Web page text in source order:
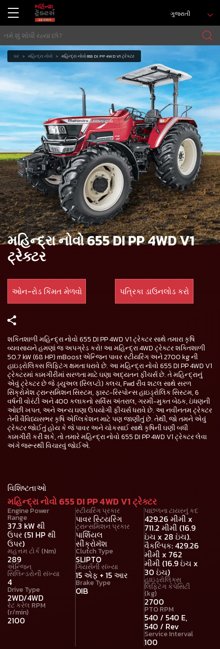
ગુજરાતી
ઘર મહિન્દ્રા નોવો મહિન્દ્રા નોવો 655 DI PP 4WD V1 ટ્રેક્ટર
મહિન્દ્રા નોવો 655 DI PP 4WD V1
ટ્રેક્ટર
ઓન-રોડ કિંમત મેળવો પત્રિકા ડાઉનલોડ કરો
શકિતશાળી મહિન્દ્રા નોવો 655 DI PP 4WD V1 ટ્રેક્ટર સાથે તમારા કૃષિ
વ્યવસાયને હમણાં જ અપગ્રેડ કરો! આ મહિન્દ્રા 4WD ટ્રેક્ટર શક્તિશાળી
50.7 kW (68 HP) mBoost એન્જિન પાવર સ્ટીયરિંગ અને 2700 kg ની
હાઇડ્રોલિક્સ લિફ્ટિંગ ક્ષમતા ધરાવે છે. આ મહિન્દ્રા નોવો 655 DI PP 4WD V1
ટ્રેક્ટરમાં કામગીરીમાં સરળતા માટે ઘણા અદ્યતન ફીચર્સ છે. તે મહિન્દ્રાનું
એવું ટ્રેક્ટર છે જે ડ્યુઅલ (સ્લિપ્ટો) ક્લચ, Fwd રીવ શટલ સાથે સરળ
સિંક્રોમેશ ટ્રાન્સમિશન સિસ્ટમ, ફાસ્ટ-રિસ્પોન્સ હાઇડ્રોલિક સિસ્ટમ, 6
વર્ષની વોરંટી અને 400 કલાકનો સર્વિસ અંતરાલ, ગરમી-મુક્ત બેઠક, ઇંધણની
ઓછી ખપત, અને અન્ય ઘણા ઉપયોગી ફીચર્સ ધરાવે છે. આ નવીનતમ ટ્રેક્ટર
તેની વૈવિધ્યસભર કૃષિ એપ્લિકેશન માટે પણ જાણીતું છે. તેથી, જો તમને એવું
ટ્રેક્ટર જોઈતું હોય કે જે પાવર અને ચોકસાઈ સાથે કૃષિની ઘણી બધી
કામગીરી કરી શકે, તો તમારે મહિન્દ્રા નોવો 655 DI PP 4WD V1 ટ્રેક્ટર લેવા
અંગે જરૂરથી વિચારવું જોઈએ.
વિશિષ્ટતાઓ
મહિન્દ્રા નોવો 655 DI PP 4WD V1 ટ્રેક્ટર
Engine Power
Range
37.3 kW થી
ઉપર (51 HP થી
ઉપર)
મહત્તમ ટોર્ક (Nm)
289
એન્જિન
સિલિન્ડરોની સંખ્યા
4
Drive Type
2WD/4WD
રેટ કરેલ RPM
(r/min)
2100
સ્ટીયરિંગ પ્રકાર
પાવર સ્ટિયરિંગ
ટ્રાન્સમિશન પ્રકાર
પાર્શિયલ
સીંક્રોમૅશ
Clutch Type
SLIPTO
ગિયર્સની સંખ્યા
15 એફ + 15 આર
Brake Type
OIB
પાછળના ટાયરનું કદ
429.26 મીમી x
711.2 મીમી (16.9
ઇંચ x 28 ઇંચ).
વૈકલ્પિક: 429.26
મીમી x 762
મીમી (16.9 ઇંચ x
30 ઇંચ)
હાઇડ્રોલિક્સ
લિફ્ટિંગ કેપેસિટી
(kg)
2700
PTO RPM
540 / 540 E,
540 / Rev
Service Interval
100